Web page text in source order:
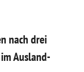
nach drei
Ausland-